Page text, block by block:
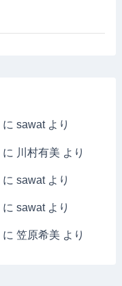
に sawatより
に 川村有美 より
に sawatより
に sawatより
に 笠原希美 より